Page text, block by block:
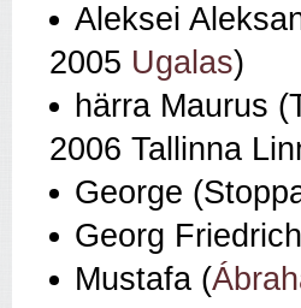
Aleksei
2005 Ugalas)
härra Maurus
2006 Tallinna
George
Georg
Mustafa (